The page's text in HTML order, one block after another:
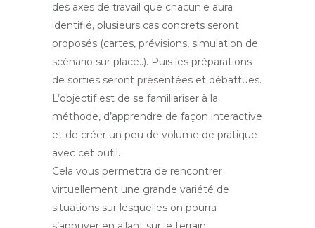
des axes de travail que chacun.e aura
identifié, plusieurs cas concrets seront
proposés (cartes, prévisions, simulation de
scénario sur place..). Puis les préparations
de sorties seront présentées et débattues.
L’objectif est de se familiariser à la
méthode, d’apprendre de façon interactive
et de créer un peu de volume de pratique
avec cet outil.
Cela vous permettra de rencontrer
virtuellement une grande variété de
situations sur lesquelles on pourra